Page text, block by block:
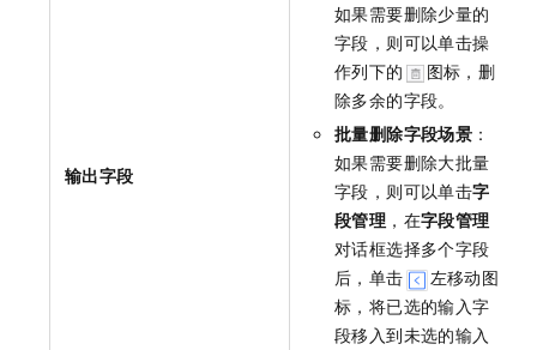
输出字段
如果需要删除少量的
字段，则可以单击操
作列下的
图标，删
除多余的字段。
批量删除字段场景 ：
如果需要删除大批量
字段，则可以单击字
段管理 ，在字段管理
对话框选择多个字段
后，单击
左移动图
标，将已选的输入字
段移入到未选的输入